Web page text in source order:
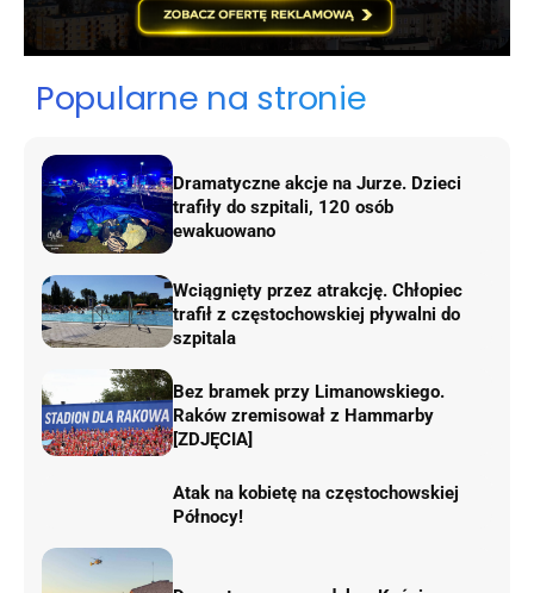
Popularne na stronie
Dramatyczne akcje na Jurze. Dzieci
trafiły do szpitali, 120 osób
ewakuowano
Wciągnięty przez atrakcję. Chłopiec
trafił z częstochowskiej pływalni do
szpitala
Bez bramek przy Limanowskiego.
Raków zremisował z Hammarby
[ZDJĘCIA]
Atak na kobietę na częstochowskiej
Północy!